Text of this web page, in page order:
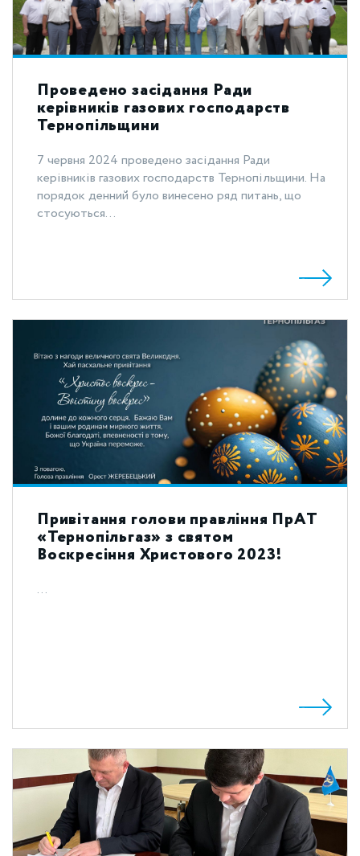
Проведено засідання Ради
керівників газових господарств
Тернопільщини
7 червня 2024 проведено засідання Ради
керівників газових господарств Тернопільщини. На
порядок денний було винесено ряд питань, що
стосуються...
Привітання голови правління ПрАТ
«Тернопільгаз» з святом
Воскресіння Христового 2023!
...